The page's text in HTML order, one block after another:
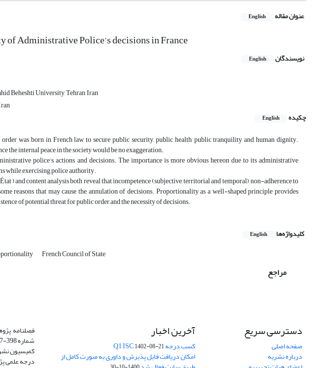
عنوان مقاله English
Administrative Police’s decisions in France
نویسندگان English
Beheshti University, Tehran, Iran
چکیده
English
was born in French law to secure public security, public health, public tranquility and human dignity.
the internal peace in the society would be no exaggeration.
police’s actions and decisions. The importance is more obvious hereon due to its administrative
while exercising police authority.
) and content analysis both reveal that incompetence (subjective, territorial and temporal), non-adherence to
reasons that may cause the annulation of decisions. Proportionality as a well-shaped principle provides
of potential threat for public order and the necessity of decisions.
کلیدواژه‌ها English
French Council of State
مراجع
دسترسی سریع
صفحه اصلی
درباره نشریه
آخرین اخبار
کسب درجه Q1 ISC1402-08-21
امکان دریافت فایل پذیرش و داوری به صورت کامل از
فصلنامه
کمیسیون
درجه علمی